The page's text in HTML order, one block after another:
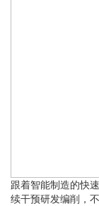
跟着智能制造的快
续干预研发编削，